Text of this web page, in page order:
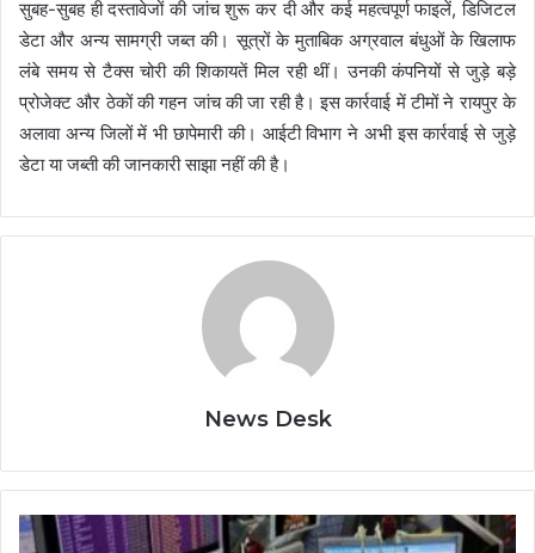
सुबह-सुबह ही दस्तावेजों की जांच शुरू कर दी और कई महत्वपूर्ण फाइलें, डिजिटल
डेटा और अन्य सामग्री जब्त की। सूत्रों के मुताबिक अग्रवाल बंधुओं के खिलाफ
लंबे समय से टैक्स चोरी की शिकायतें मिल रही थीं। उनकी कंपनियों से जुड़े बड़े
प्रोजेक्ट और ठेकों की गहन जांच की जा रही है। इस कार्रवाई में टीमों ने रायपुर के
अलावा अन्य जिलों में भी छापेमारी की। आईटी विभाग ने अभी इस कार्रवाई से जुड़े
डेटा या जब्ती की जानकारी साझा नहीं की है।
News Desk